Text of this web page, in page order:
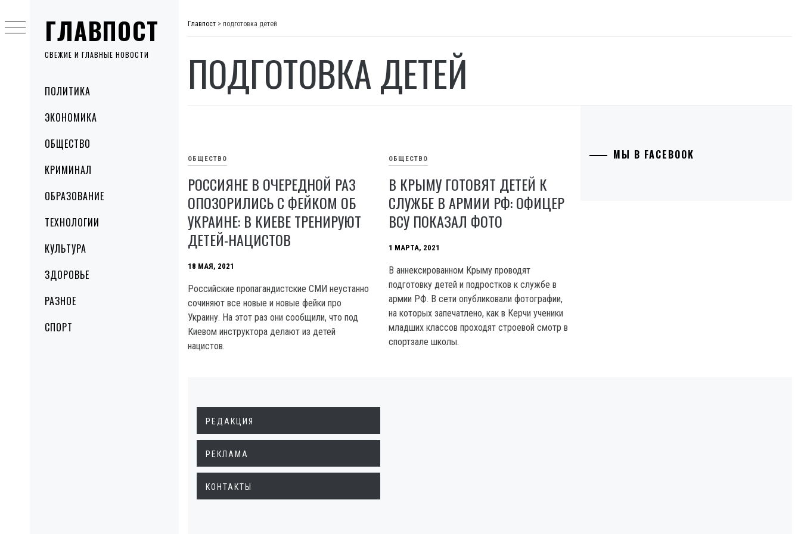
ГЛАВПОСТ
СВЕЖИЕ И ГЛАВНЫЕ НОВОСТИ
MenuПОЛИТИКА
ЭКОНОМИКА
ОБЩЕСТВО
КРИМИНАЛ
ОБРАЗОВАНИЕ
ТЕХНОЛОГИИ
КУЛЬТУРА
ЗДОРОВЬЕ
РАЗНОЕ
СПОРТ
to
content
Главпост > подготовка детей
ПОДГОТОВКА ДЕТЕЙ
ОБЩЕСТВО
РОССИЯНЕ В ОЧЕРЕДНОЙ РАЗ
ОПОЗОРИЛИСЬ С ФЕЙКОМ ОБ
УКРАИНЕ: В КИЕВЕ ТРЕНИРУЮТ
ДЕТЕЙ-НАЦИСТОВ
18 МАЯ, 2021
Российские пропагандистские СМИ неустанно
сочиняют все новые и новые фейки про
Украину. На этот раз они сообщили, что под
Киевом инструктора делают из детей
нацистов.
ОБЩЕСТВО
В КРЫМУ ГОТОВЯТ ДЕТЕЙ К
СЛУЖБЕ В АРМИИ РФ: ОФИЦЕР
ВСУ ПОКАЗАЛ ФОТО
1 МАРТА, 2021
В аннексированном Крыму проводят
подготовку детей и подростков к службе в
армии РФ. В сети опубликовали фотографии,
на которых запечатлено, как в Керчи ученики
младших классов проходят строевой смотр в
спортзале школы.
МЫ В FACEBOOK
РЕДАКЦИЯ
РЕКЛАМА
КОНТАКТЫ